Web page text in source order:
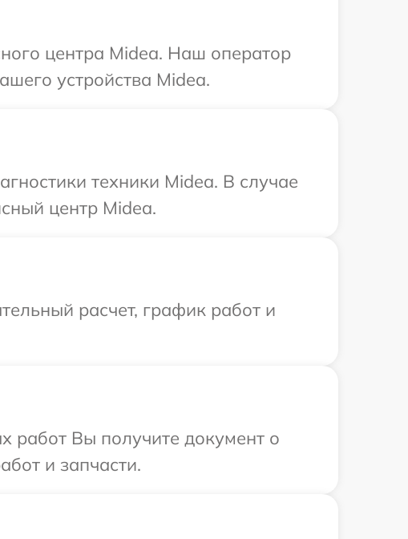
центра Midea. Наш оператор
устройства Midea.
техники Midea. В случае
центр Midea.
расчет, график работ и
работ Вы получите документ о
и запчасти.